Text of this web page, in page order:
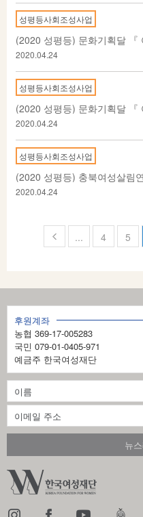
성평등사회조성사업
2020.04.24
성평등사회조성사업
2020.04.24
성평등사회조성사업
2020.04.24
의
1
2
... 4 5
후원계좌
농협 369-17-005283
국민 079-01-0405-971
예금주 한국여성재단